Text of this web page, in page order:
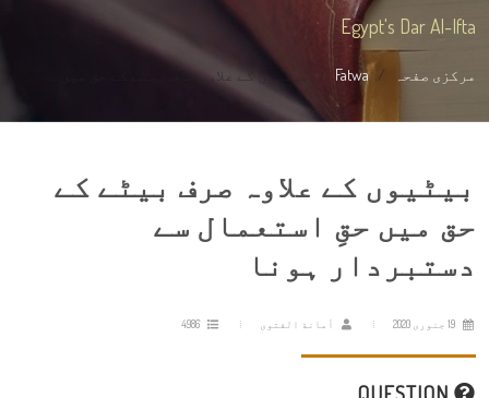
Egypt's Dar Al-Ifta
مرکزی صفحہ Fatwa بیٹیوں کے علاوہ صرف بیٹے کے حق میں ...
بیٹیوں کے علاوہ صرف بیٹے کے
حق میں حقِ استعمال سے
دستبردار ہونا
أمانة الفتوى 4986